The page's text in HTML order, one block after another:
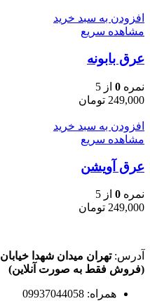
افزودن به سبد خرید
مشاهده سریع
عرق بابونه
نمره 0 از 5
249,000 تومان
افزودن به سبد خرید
مشاهده سریع
عرق آویشن
نمره 0 از 5
249,000 تومان
آدرس:تهران میدان شهدا خیابان 17 شهریور آنلاین شاپ کافه عطار
(فروش فقط به صورت آنلاین)
همراه: 09937044058